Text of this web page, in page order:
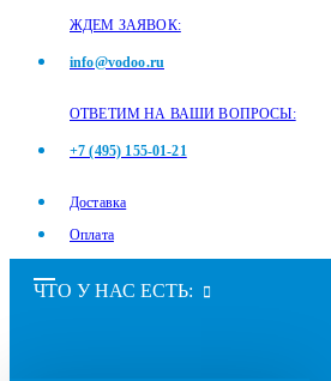
ЖДЕМ ЗАЯВОК:
info@vodoo.ru
ОТВЕТИМ НА ВАШИ ВОПРОСЫ:
+7 (495) 155-01-21
Доставка
Оплата
ЧТО У НАС ЕСТЬ: